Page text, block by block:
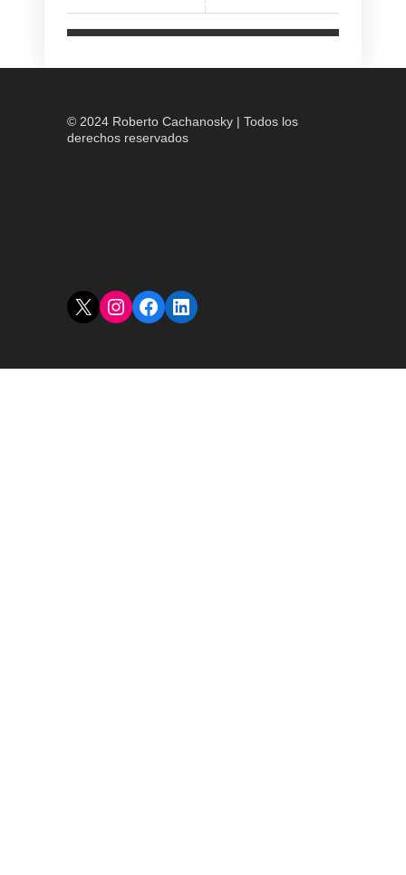
© 2024 Roberto Cachanosky | Todos los
derechos reservados
X Instagram
Facebook
LinkedIn